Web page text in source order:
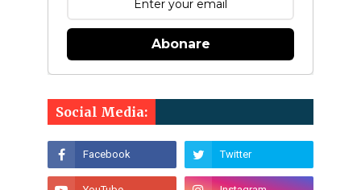
Abonare
Social Media: